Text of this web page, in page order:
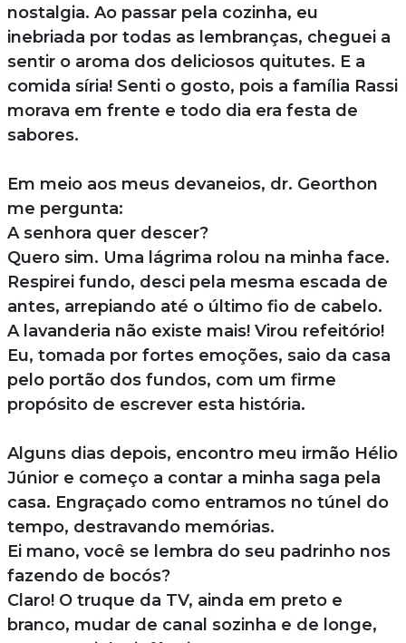
nostalgia. Ao passar pela cozinha, eu
inebriada por todas as lembranças, cheguei a
sentir o aroma dos deliciosos quitutes. E a
comida síria! Senti o gosto, pois a família Rassi
morava em frente e todo dia era festa de
sabores.
Em meio aos meus devaneios, dr. Georthon
me pergunta:
A senhora quer descer?
Quero sim. Uma lágrima rolou na minha face.
Respirei fundo, desci pela mesma escada de
antes, arrepiando até o último fio de cabelo.
A lavanderia não existe mais! Virou refeitório!
Eu, tomada por fortes emoções, saio da casa
pelo portão dos fundos, com um firme
propósito de escrever esta história.
Alguns dias depois, encontro meu irmão Hélio
Júnior e começo a contar a minha saga pela
casa. Engraçado como entramos no túnel do
tempo, destravando memórias.
Ei mano, você se lembra do seu padrinho nos
fazendo de bocós?
Claro! O truque da TV, ainda em preto e
branco, mudar de canal sozinha e de longe,